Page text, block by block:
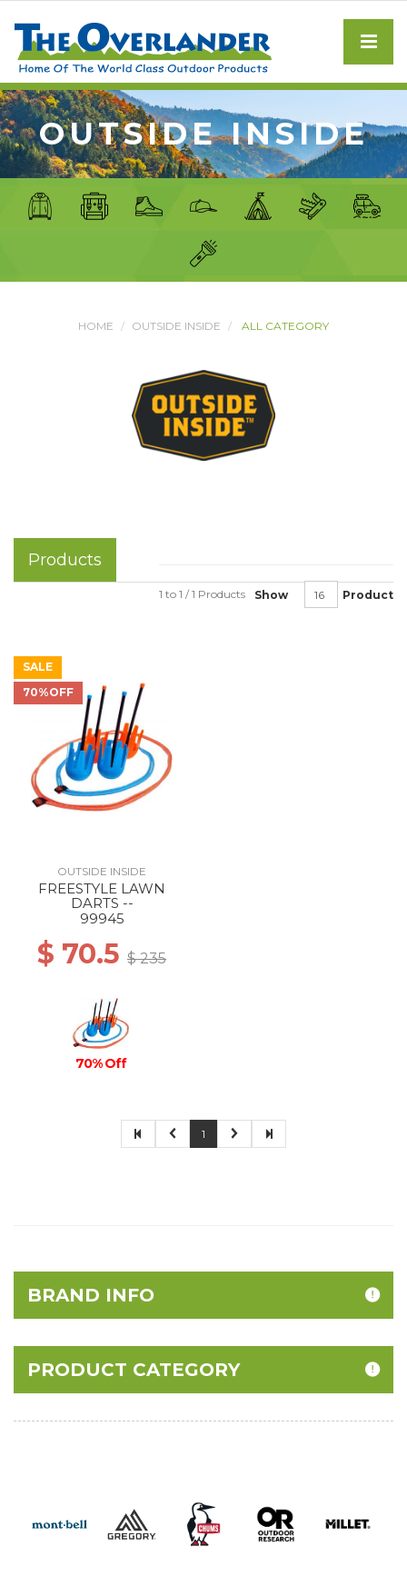
OUTSIDE INSIDE
HOME OUTSIDE INSIDE ALL CATEGORY
Products
Show Product
1 to 1 / 1 Products
SALE
70%OFF
OUTSIDE INSIDE
FREESTYLE LAWN
DARTS --
99945
$ 70.5 $ 235
70% Off
1
BRAND INFO
PRODUCT CATEGORY